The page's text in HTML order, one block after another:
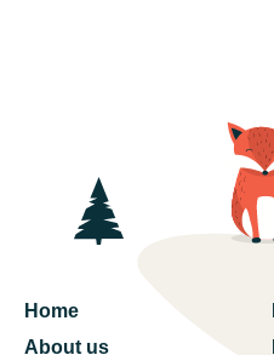
Home
About us